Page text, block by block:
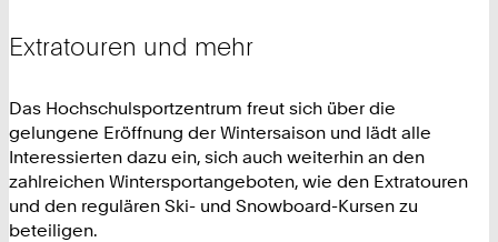
Extratouren und mehr
Das Hochschulsportzentrum freut sich über die
gelungene Eröffnung der Wintersaison und lädt alle
Interessierten dazu ein, sich auch weiterhin an den
zahlreichen Wintersportangeboten, wie den Extratouren
und den regulären Ski- und Snowboard-Kursen zu
beteiligen.